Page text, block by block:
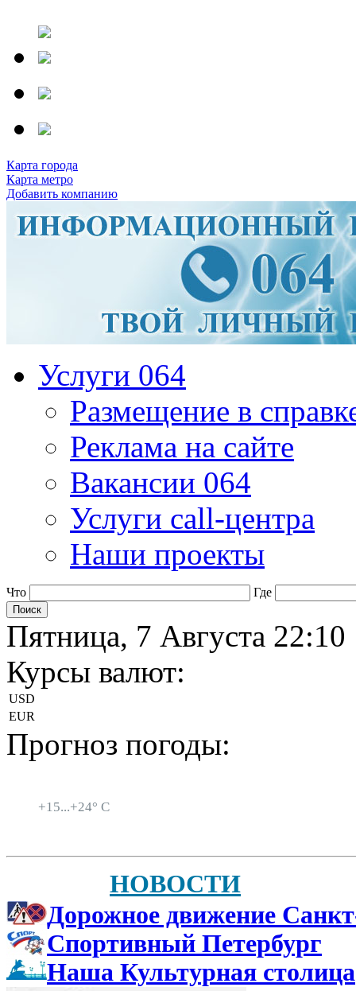
Карта города
Карта метро
Добавить компанию
Услуги 064
Размещение в
Реклама на сайте
Вакансии 064
Услуги call-центра
Наши проекты
Что Где
Пятница, 7 Августа 22:10
Курсы валют:
USD
EUR
Прогноз погоды:
+15...+24° C
НОВОСТИ
Дорожное движение
Спортивный Петербург
Наша Культурная столица